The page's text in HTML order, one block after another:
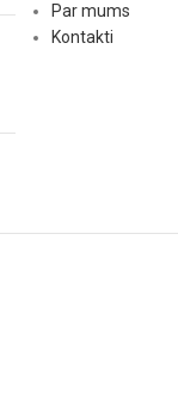
Par mums
Kontakti